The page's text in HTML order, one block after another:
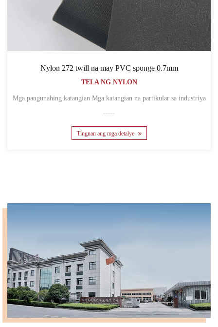
Nylon 272 twill na may PVC sponge 0.7mm
TELA NG NYLON
Mga pangunahing katangian Mga katangian na partikular sa industriya
......
Tingnan ang mga detalye